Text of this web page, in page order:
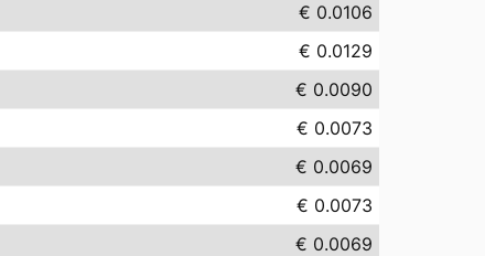
€ 0.0106
€ 0.0129
€ 0.0090
€ 0.0073
€ 0.0069
€ 0.0073
€ 0.0069